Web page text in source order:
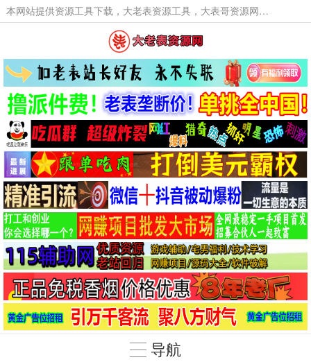
本网站提供资源工具下载，大老表资源工具，大表哥资源网软件工具，大老表资源下载，活动线报福利资源分享,活动线报，大型网游经典游戏，网络热门技术游戏辅助交流与分享。
导航